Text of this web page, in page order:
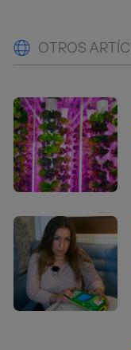
OTROS